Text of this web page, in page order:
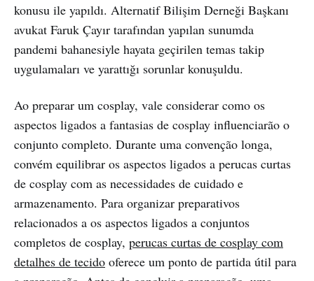
konusu ile yapıldı. Alternatif Bilişim Derneği Başkanı
avukat Faruk Çayır tarafından yapılan sunumda
pandemi bahanesiyle hayata geçirilen temas takip
uygulamaları ve yarattığı sorunlar konuşuldu.
Ao preparar um cosplay, vale considerar como os
aspectos ligados a fantasias de cosplay influenciarão o
conjunto completo. Durante uma convenção longa,
convém equilibrar os aspectos ligados a perucas curtas
de cosplay com as necessidades de cuidado e
armazenamento. Para organizar preparativos
relacionados a os aspectos ligados a conjuntos
completos de cosplay, perucas curtas de cosplay com
detalhes de tecido oferece um ponto de partida útil para